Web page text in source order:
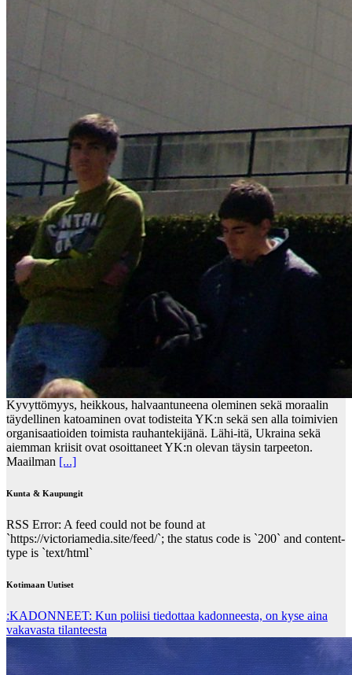
Kyvyttömyys, heikkous, halvaantuneena oleminen sekä moraalin
täydellinen katoaminen ovat todisteita YK:n sekä sen alla toimivien
organisaatioiden toimista rauhantekijänä. Lähi-itä, Ukraina sekä
aiemman kriisit ovat osoittaneet YK:n olevan täysin tarpeeton.
Maailman [...]
Kunta & Kaupungit
RSS Error: A feed could not be found at
`https://victoriamedia.site/feed/`; the status code is `200` and content-
type is `text/html`
Kotimaan Uutiset
:KADONNEET: Kun poliisi tiedottaa kadonneesta, on kyse aina
vakavasta tilanteesta